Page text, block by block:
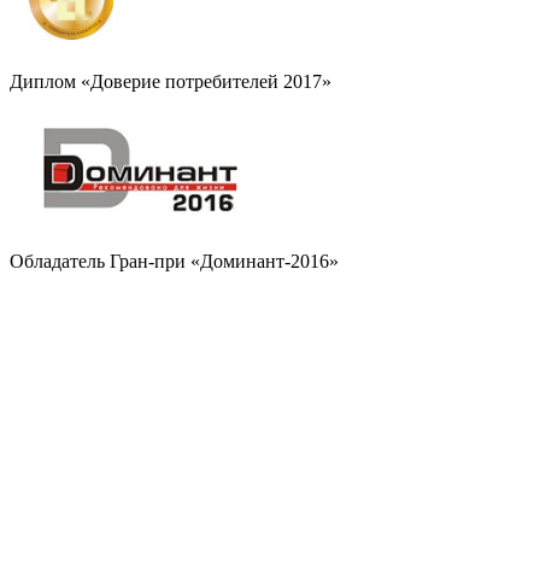
Диплом «Доверие потребителей 2017»
Обладатель Гран-при «Доминант-2016»